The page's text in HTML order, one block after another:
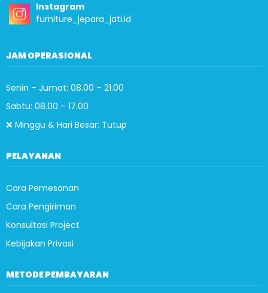
Instagram
furniture_jepara_jati.id
JAM OPERASIONAL
Senin – Jumat: 08.00 – 21.00
Sabtu: 08.00 – 17.00
❌ Minggu & Hari Besar: Tutup
PELAYANAN
Cara Pemesanan
Cara Pengiriman
Konsultasi Project
Kebijakan Privasi
METODE PEMBAYARAN